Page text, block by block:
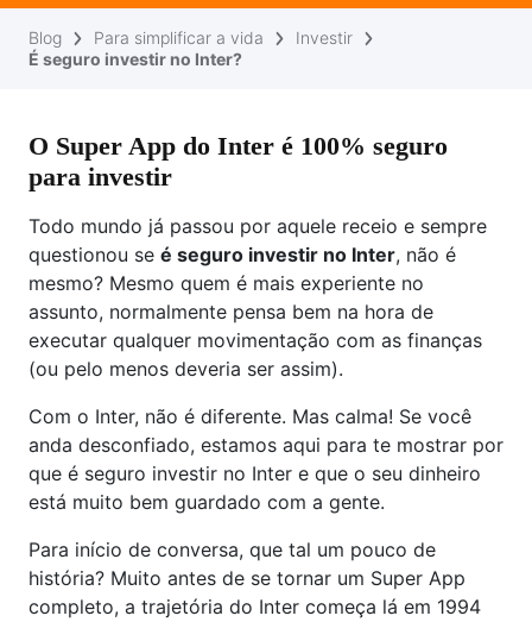
Blog Para simplificar a vida
Investir
É seguro investir no Inter?
O Super App do Inter é 100% seguro
para investir
Todo mundo já passou por aquele receio e sempre
questionou se é seguro investir no Inter, não é
mesmo? Mesmo quem é mais experiente no
assunto, normalmente pensa bem na hora de
executar qualquer movimentação com as finanças
(ou pelo menos deveria ser assim).
Com o Inter, não é diferente. Mas calma! Se você
anda desconfiado, estamos aqui para te mostrar por
que é seguro investir no Inter e que o seu dinheiro
está muito bem guardado com a gente.
Para início de conversa, que tal um pouco de
história? Muito antes de se tornar um Super App
completo, a trajetória do Inter começa lá em 1994